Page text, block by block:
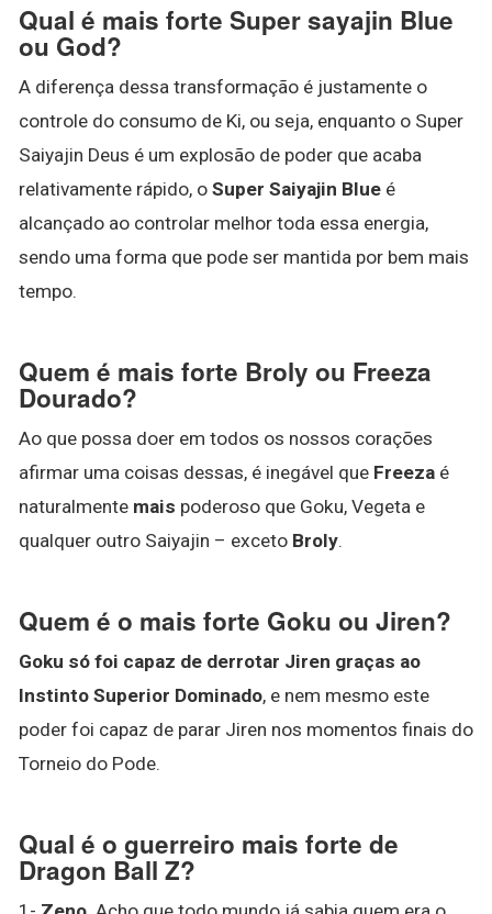
Qual é mais forte Super sayajin Blue
ou God?
A diferença dessa transformação é justamente o
controle do consumo de Ki, ou seja, enquanto o Super
Saiyajin Deus é um explosão de poder que acaba
relativamente rápido, o Super Saiyajin Blue é
alcançado ao controlar melhor toda essa energia,
sendo uma forma que pode ser mantida por bem mais
tempo.
Quem é mais forte Broly ou Freeza
Dourado?
Ao que possa doer em todos os nossos corações
afirmar uma coisas dessas, é inegável que Freeza é
naturalmente mais poderoso que Goku, Vegeta e
qualquer outro Saiyajin – exceto Broly.
Quem é o mais forte Goku ou Jiren?
Goku só foi capaz de derrotar Jiren graças ao
Instinto Superior Dominado, e nem mesmo este
poder foi capaz de parar Jiren nos momentos finais do
Torneio do Pode.
Qual é o guerreiro mais forte de
Dragon Ball Z?